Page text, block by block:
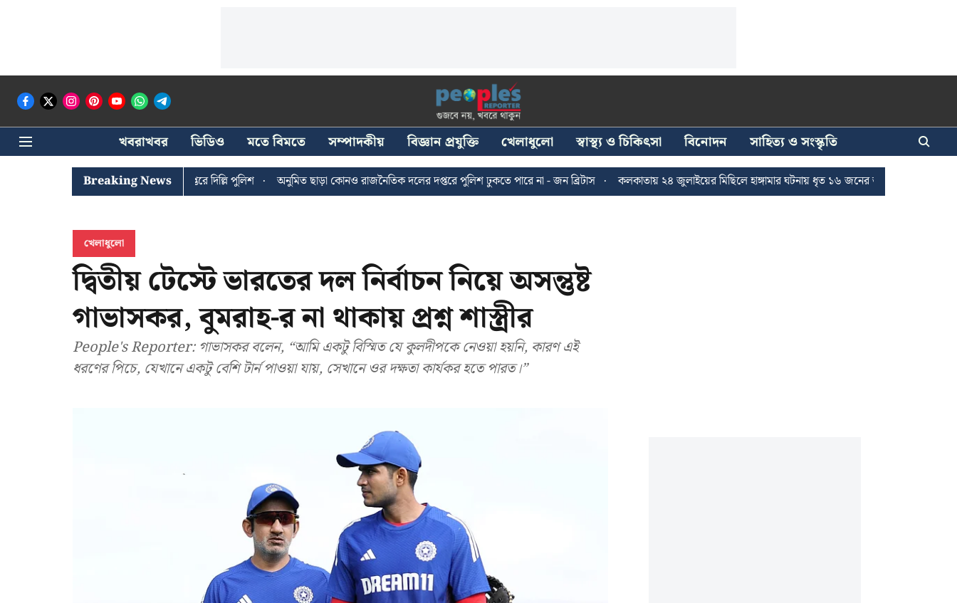
খবরাখবর ভিডিও মতে বিমতে সম্পাদকীয় বিজ্ঞান প্রযুক্তি খেলাধুলো স্বাস্থ্য ও চিকিৎসা বিনোদন সাহিত্য ও সংস্কৃতি
Breaking News
ঘোষের খোঁজে সিপিআইএম সদর দপ্তরে দিল্লি পুলিশ অনুমিত ছাড়া কোনও রাজনৈতিক দলের দপ্তরে পুলিশ ঢুকতে পারে না - জন ব্রিটাস কলকাতায় ২৪ জুলাইয়ের মিছিলে হাঙ্গামার ঘটনায় ধৃত ১৬ জনের জামিন
খেলাধুলো
দ্বিতীয় টেস্টে ভারতের দল নির্বাচন নিয়ে অসন্তুষ্ট
গাভাসকর, বুমরাহ-র না থাকায় প্রশ্ন শাস্ত্রীর
People's Reporter: গাভাসকর বলেন, “আমি একটু বিস্মিত যে কুলদীপকে নেওয়া হয়নি, কারণ এই
ধরণের পিচে, যেখানে একটু বেশি টার্ন পাওয়া যায়, সেখানে ওর দক্ষতা কার্যকর হতে পারত।”